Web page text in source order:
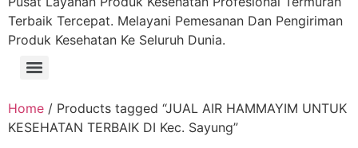
Terbaik Tercepat. Melayani Pemesanan Dan Pengiriman
Produk Kesehatan Ke Seluruh Dunia.
Home / Products tagged “JUAL AIR HAMMAYIM UNTUK
KESEHATAN TERBAIK DI Kec. Sayung”